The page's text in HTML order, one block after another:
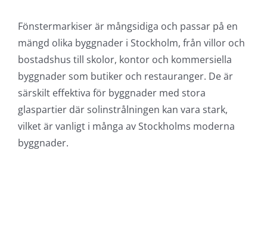
Fönstermarkiser är mångsidiga och passar på en
mängd olika byggnader i Stockholm, från villor och
bostadshus till skolor, kontor och kommersiella
byggnader som butiker och restauranger. De är
särskilt effektiva för byggnader med stora
glaspartier där solinstrålningen kan vara stark,
vilket är vanligt i många av Stockholms moderna
byggnader.